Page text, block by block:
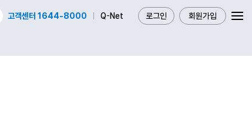
로그인 회원가입
고객센터 1644-8000 Q-Net